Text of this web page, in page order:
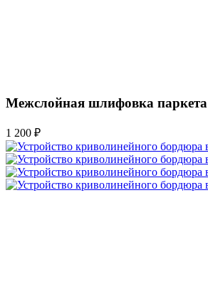
Межслойная шлифовка паркета
1 200 ₽